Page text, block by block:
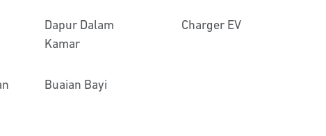
Dapur Dalam
Kamar
Charger EV
Buaian Bayi